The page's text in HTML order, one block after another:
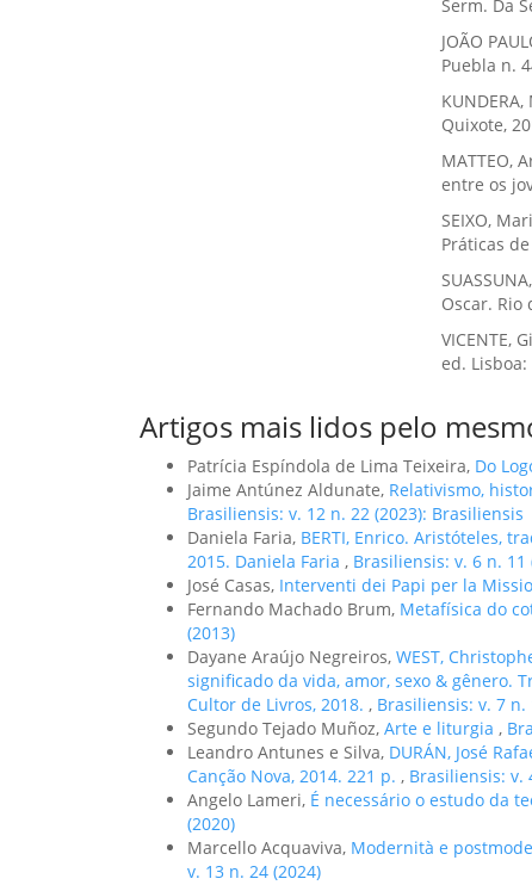
Serm. Da
JOÃO
Puebla n.
Quixote,
MATTEO,
entre os
SEIXO,
Práticas
Oscar. Rio
VICENTE,
ed.
Artigos mais lidos pelo
Patrícia Espíndola de Lima Teixeira, Do
Jaime Antúnez Aldunate, Relativismo,
Brasiliensis: v. 12 n. 22 (2023): Brasiliensis
Daniela Faria, BERTI, Enrico. Aristóteles,
2015. Daniela Faria , Brasiliensis: v. 6 n. 11
José Casas, Interventi dei Papi per la
Fernando Machado Brum, Metafísica do
(2013)
Dayane Araújo Negreiros, WEST,
significado da vida, amor, sexo & gênero.
Cultor de Livros, 2018. , Brasiliensis: v. 7 n.
Segundo Tejado Muñoz, Arte e liturgia ,
Leandro Antunes e Silva, DURÁN, José
Canção Nova, 2014. 221 p. , Brasiliensis: v.
Angelo Lameri, É necessário o estudo da
(2020)
Marcello Acquaviva, Modernità e
v. 13 n. 24 (2024)